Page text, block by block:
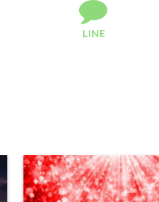
LINE